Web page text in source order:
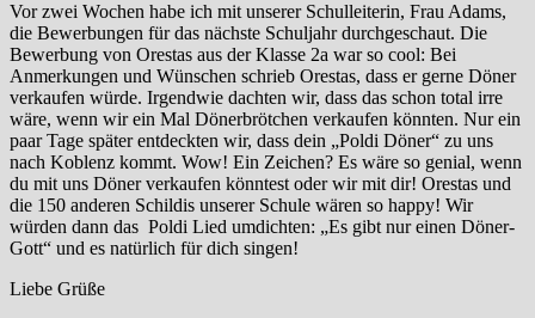
Vor zwei Wochen habe ich mit unserer Schulleiterin, Frau Adams,
die Bewerbungen für das nächste Schuljahr durchgeschaut. Die
Bewerbung von Orestas aus der Klasse 2a war so cool: Bei
Anmerkungen und Wünschen schrieb Orestas, dass er gerne Döner
verkaufen würde. Irgendwie dachten wir, dass das schon total irre
wäre, wenn wir ein Mal Dönerbrötchen verkaufen könnten. Nur ein
paar Tage später entdeckten wir, dass dein „Poldi Döner“ zu uns
nach Koblenz kommt. Wow! Ein Zeichen? Es wäre so genial, wenn
du mit uns Döner verkaufen könntest oder wir mit dir! Orestas und
die 150 anderen Schildis unserer Schule wären so happy! Wir
würden dann das Poldi Lied umdichten: „Es gibt nur einen Döner-
Gott“ und es natürlich für dich singen!
Liebe Grüße